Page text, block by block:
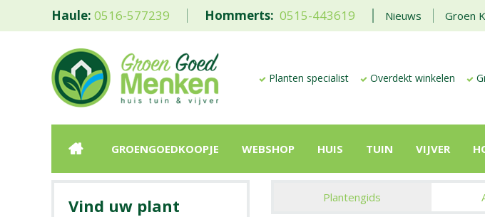
Haule: 0516-577239 Hommerts: 0515-443619 Nieuws Groen
Planten specialist Overdekt winkelen
GROENGOEDKOOPJE WEBSHOP HUIS TUIN VIJVER
Plantengids
Vind uw plant